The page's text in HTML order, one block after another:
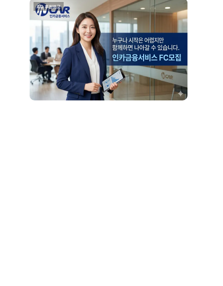
AD 후원광고